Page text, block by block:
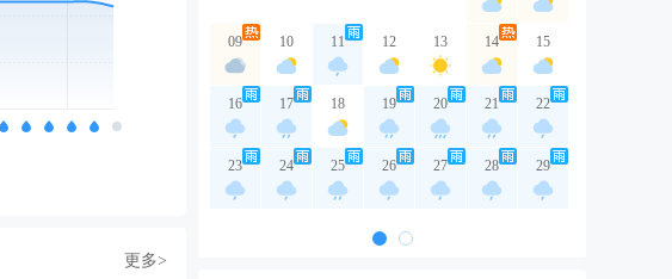
更多>
09 10 11 12 13 14 15
16 17 18 19 20 21 22
23 24 25 26 27 28 29